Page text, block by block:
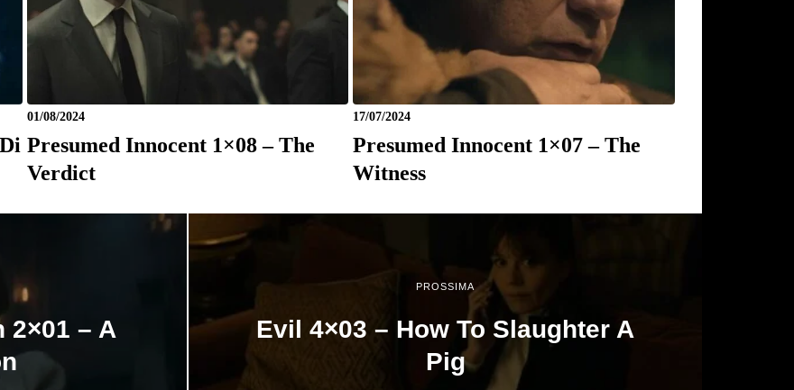
01/08/2024
Presumed Innocent 1×08 – The
Verdict
17/07/2024
Presumed Innocent 1×07 – The
Witness
2×01 – A
PROSSIMA
Evil 4×03 – How To Slaughter A
Pig